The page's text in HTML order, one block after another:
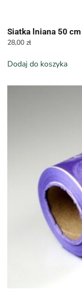
Siatka lniana 50
28,00 zł
Dodaj do koszyka